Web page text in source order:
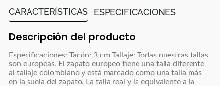
CARACTERÍSTICAS
ESPECIFICACIONES
Descripción del producto
Especificaciones: Tacón: 3 cm Tallaje: Todas nuestras tallas
son europeas. El zapato europeo tiene una talla diferente
al tallaje colombiano y está marcado como una talla más
en la suela del zapato. La talla real y la equivalente a la